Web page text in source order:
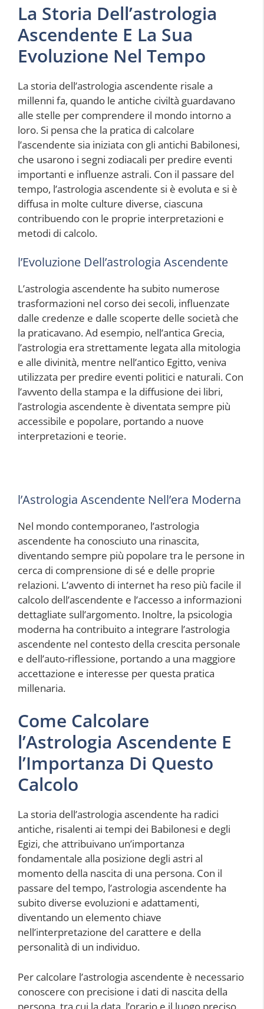
La Storia Dell’astrologia
Ascendente E La Sua
Evoluzione Nel Tempo
La storia dell’astrologia ascendente risale a
millenni fa, quando le antiche civiltà guardavano
alle stelle per comprendere il mondo intorno a
loro. Si pensa che la pratica di calcolare
l’ascendente sia iniziata con gli antichi Babilonesi,
che usarono i segni zodiacali per predire eventi
importanti e influenze astrali. Con il passare del
tempo, l’astrologia ascendente si è evoluta e si è
diffusa in molte culture diverse, ciascuna
contribuendo con le proprie interpretazioni e
metodi di calcolo.
l’Evoluzione Dell’astrologia Ascendente
L’astrologia ascendente ha subito numerose
trasformazioni nel corso dei secoli, influenzate
dalle credenze e dalle scoperte delle società che
la praticavano. Ad esempio, nell’antica Grecia,
l’astrologia era strettamente legata alla mitologia
e alle divinità, mentre nell’antico Egitto, veniva
utilizzata per predire eventi politici e naturali. Con
l’avvento della stampa e la diffusione dei libri,
l’astrologia ascendente è diventata sempre più
accessibile e popolare, portando a nuove
interpretazioni e teorie.
l’Astrologia Ascendente Nell’era Moderna
Nel mondo contemporaneo, l’astrologia
ascendente ha conosciuto una rinascita,
diventando sempre più popolare tra le persone in
cerca di comprensione di sé e delle proprie
relazioni. L’avvento di internet ha reso più facile il
calcolo dell’ascendente e l’accesso a informazioni
dettagliate sull’argomento. Inoltre, la psicologia
moderna ha contribuito a integrare l’astrologia
ascendente nel contesto della crescita personale
e dell’auto-riflessione, portando a una maggiore
accettazione e interesse per questa pratica
millenaria.
Come Calcolare
l’Astrologia Ascendente E
l’Importanza Di Questo
Calcolo
La storia dell’astrologia ascendente ha radici
antiche, risalenti ai tempi dei Babilonesi e degli
Egizi, che attribuivano un’importanza
fondamentale alla posizione degli astri al
momento della nascita di una persona. Con il
passare del tempo, l’astrologia ascendente ha
subito diverse evoluzioni e adattamenti,
diventando un elemento chiave
nell’interpretazione del carattere e della
personalità di un individuo.
Per calcolare l’astrologia ascendente è necessario
conoscere con precisione i dati di nascita della
persona, tra cui la data, l’orario e il luogo preciso.